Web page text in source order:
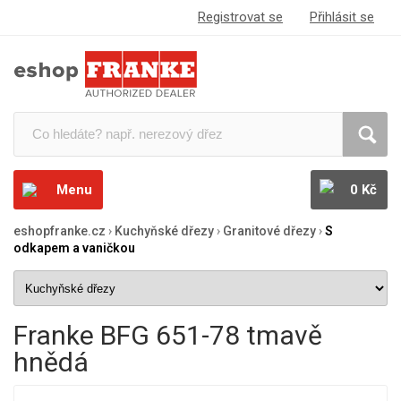
Registrovat se Přihlásit se
Menu 0 Kč
eshopfranke.cz › Kuchyňské dřezy› Granitové dřezy›S
odkapem a vaničkou
Franke BFG 651-78 tmavě
hnědá